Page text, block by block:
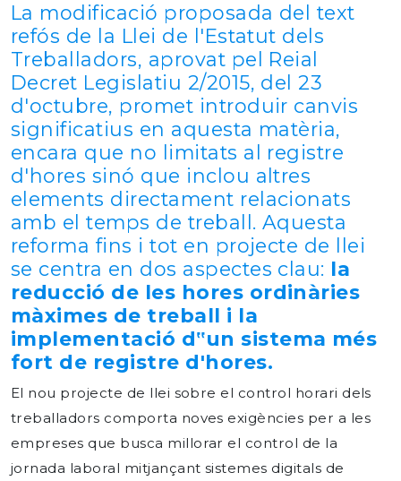
La modificació proposada del text
refós de la Llei de l'Estatut dels
Treballadors, aprovat pel Reial
Decret Legislatiu 2/2015, del 23
d'octubre, promet introduir canvis
significatius en aquesta matèria,
encara que no limitats al registre
d'hores sinó que inclou altres
elements directament relacionats
amb el temps de treball. Aquesta
reforma fins i tot en projecte de llei
se centra en dos aspectes clau: la
reducció de les hores ordinàries
màximes de treball i la
implementació d‟un sistema més
fort de registre d'hores.
El nou projecte de llei sobre el control horari dels
treballadors comporta noves exigències per a les
empreses que busca millorar el control de la
jornada laboral mitjançant sistemes digitals de